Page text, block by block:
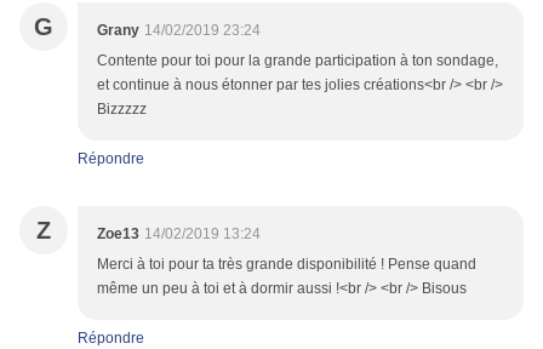
G Grany 14/02/2019 23:24
Contente pour toi pour la grande participation à ton sondage,
et continue à nous étonner par tes jolies créations<br /> <br />
Bizzzzz
Répondre
Z Zoe13 14/02/2019 13:24
Merci à toi pour ta très grande disponibilité ! Pense quand
même un peu à toi et à dormir aussi !<br /> <br /> Bisous
Répondre